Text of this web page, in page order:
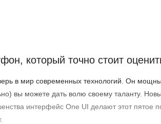
который точно стоит
в мир современных технологий. Он
вы можете дать волю своему таланту.
интерфейс One UI делают этот пятое